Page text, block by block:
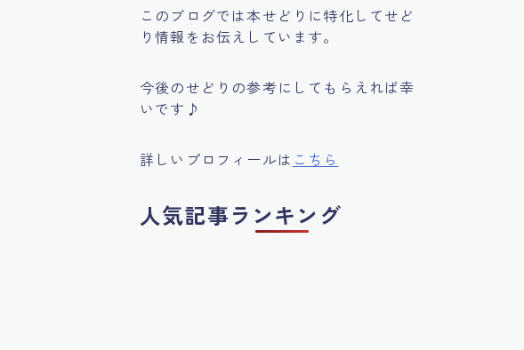
このブログでは本せどりに特化してせど
り情報をお伝えしています。
今後のせどりの参考にしてもらえれば幸
いです♪
詳しいプロフィールは こちら
人気記事ランキング